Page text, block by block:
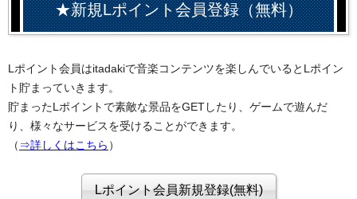
★新規Lポイント会員登録（無料）
Lポイント会員はitadakiで音楽コンテンツを楽しんでいるとLポイン
ト貯まっていきます。
貯まったLポイントで素敵な景品をGETしたり、ゲームで遊んだ
り、様々なサービスを受けることができます。
（ ⇒詳しくはこちら ）